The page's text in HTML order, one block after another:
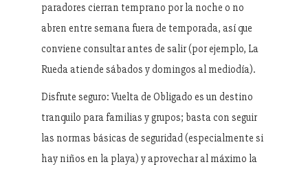
paradores cierran temprano por la noche o no
abren entre semana fuera de temporada, así que
conviene consultar antes de salir (por ejemplo, La
Rueda atiende sábados y domingos al mediodía).
Disfrute seguro: Vuelta de Obligado es un destino
tranquilo para familias y grupos; basta con seguir
las normas básicas de seguridad (especialmente si
hay niños en la playa) y aprovechar al máximo la